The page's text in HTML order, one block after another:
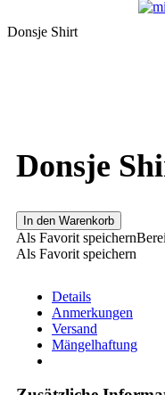
Donsje Shirt
Donsje
In den Warenkorb
Als Favorit speichern
Als Favorit speichern
Details
Anmerkungen
Versand
Mängelhaftung